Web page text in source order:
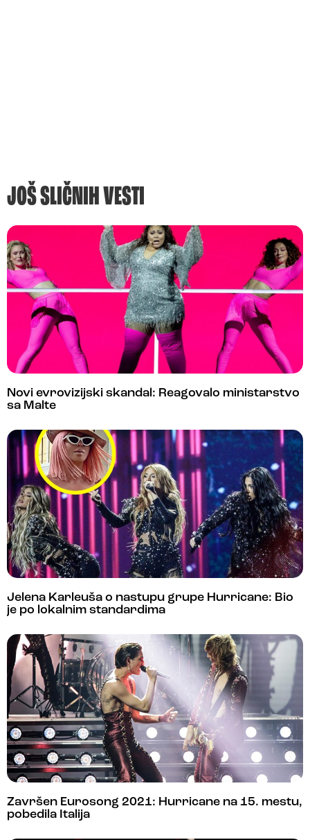
JOŠ SLIČNIH VESTI
Novi evrovizijski skandal: Reagovalo ministarstvo
sa Malte
Jelena Karleuša o nastupu grupe Hurricane: Bio
je po lokalnim standardima
Završen Eurosong 2021: Hurricane na 15. mestu,
pobedila Italija